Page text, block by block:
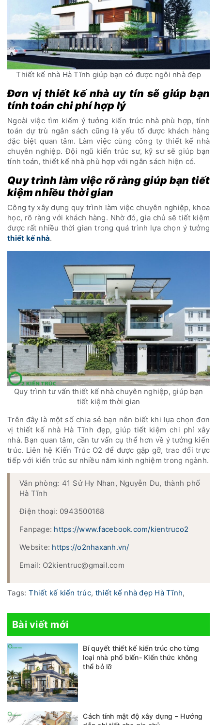
Thiết kế nhà Hà Tĩnh giúp bạn có được ngôi nhà đẹp
Đơn vị thiết kế nhà uy tín sẽ giúp bạn
tính toán chi phí hợp lý
Ngoài việc tìm kiếm ý tưởng kiến trúc nhà phù hợp, tính
toán dự trù ngân sách cũng là yếu tố được khách hàng
đặc biệt quan tâm. Làm việc cùng công ty thiết kế nhà
chuyên nghiệp. Đội ngũ kiến trúc sư, kỹ sư sẽ giúp bạn
tính toán, thiết kế nhà phù hợp với ngân sách hiện có.
Quy trình làm việc rõ ràng giúp bạn tiết
kiệm nhiều thời gian
Công ty xây dựng quy trình làm việc chuyên nghiệp, khoa
học, rõ ràng với khách hàng. Nhờ đó, gia chủ sẽ tiết kiệm
được rất nhiều thời gian trong quá trình lựa chọn ý tưởng
thiết kế nhà.
Quy trình tư vấn thiết kế nhà chuyên nghiệp, giúp bạn
tiết kiệm thời gian
Trên đây là một số chia sẻ bạn nên biết khi lựa chọn đơn
vị thiết kế nhà Hà Tĩnh đẹp, giúp tiết kiệm chi phí xây
nhà. Bạn quan tâm, cần tư vấn cụ thể hơn về ý tưởng kiến
trúc. Liên hệ Kiến Trúc O2 để được gặp gỡ, trao đổi trực
tiếp với kiến trúc sư nhiều năm kinh nghiệm trong ngành.
Văn phòng: 41 Sử Hy Nhan, Nguyễn Du, thành phố
Hà Tĩnh
Điện thoại: 0943500168
Fanpage: https://www.facebook.com/kientruco2
Website: https://o2nhaxanh.vn/
Email: O2kientruc@gmail.com
Tags: Thiết kế kiến trúc, thiết kế nhà đẹp Hà Tĩnh,
Bài viết mới
Bí quyết thiết kế kiến trúc cho từng
loại nhà phổ biến- Kiến thức không
thể bỏ lỡ
Cách tính mật độ xây dựng – Hướng